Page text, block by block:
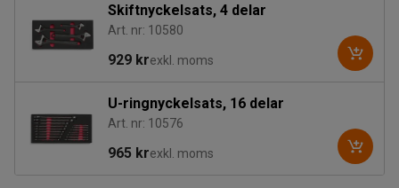
Skiftnyckelsats, 4 delar
Art. nr: 10580
929 krexkl. moms
U-ringnyckelsats, 16 delar
Art. nr: 10576
965 krexkl. moms